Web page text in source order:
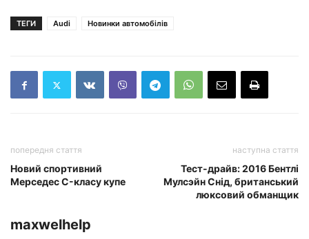
ТЕГИ Audi Новинки автомобілів
попередня стаття
Новий спортивний
Мерседес C-класу купе
наступна стаття
Тест-драйв: 2016 Бентлі
Мулсэйн Снід, британський
люксовий обманщик
maxwelhelp